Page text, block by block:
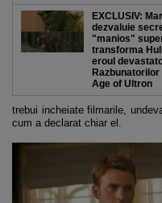
EXCLUSIV:
dezvaluie
"manios"
transforma
eroul
Age of Ultron
trebui incheiate filmarile,
cum a declarat chiar el.